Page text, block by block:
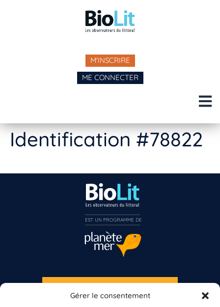
Gérer le consentement
M'INSCRIRE
ME CONNECTER
Identification #78822
S'INSCRIRE À LA NEWSLETTER